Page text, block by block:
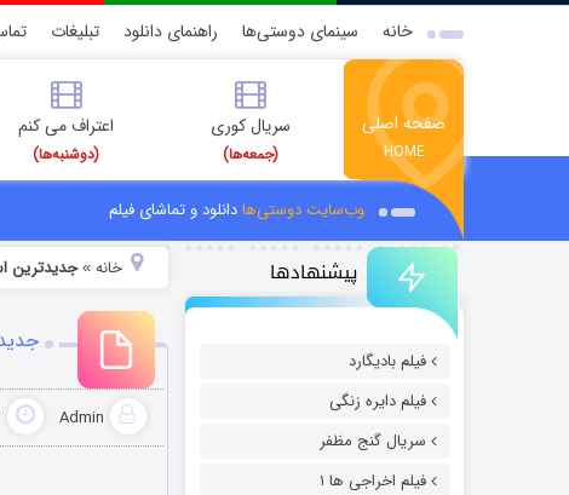
خانه سینمای دوستی‌ها راهنمای دانلود تبلیغات
صفحه اصلی
HOME
سریال کوری
(جمعه‌ها)
اعتراف می کنم
(دوشنبه‌ها)
وب‌سایت دوستی‌هادانلود و تماشای فیلم
پیشنهادها
فیلم بادیگارد
فیلم دایره زنگی
سریال گنج مظفر
فیلم اخراجی ها ۱
خانه»جدیدترین
Admin